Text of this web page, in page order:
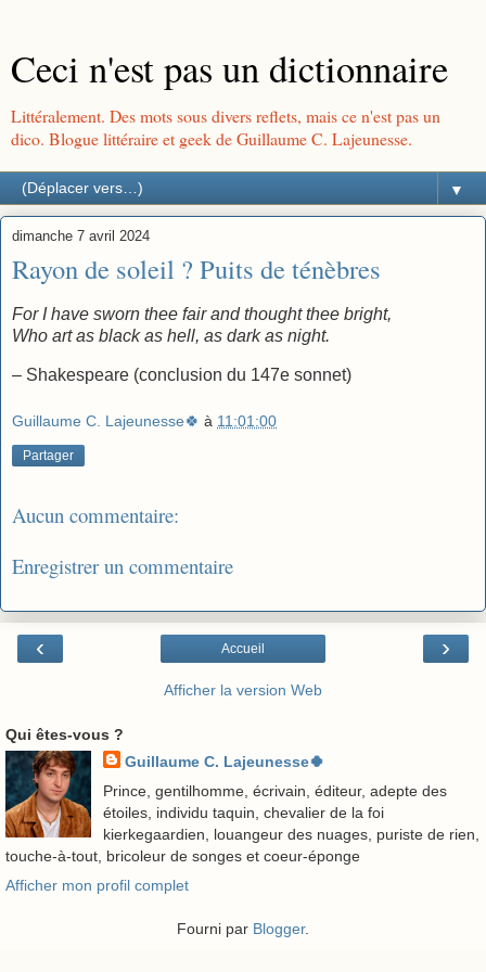
Ceci n'est pas un dictionnaire
Littéralement. Des mots sous divers reflets, mais ce n'est pas un
dico. Blogue littéraire et geek de Guillaume C. Lajeunesse.
▼
dimanche 7 avril 2024
Rayon de soleil ? Puits de ténèbres
For I have sworn thee fair and thought thee bright,
Who art as black as hell, as dark as night.
– Shakespeare (conclusion du 147e sonnet)
Guillaume C. Lajeunesse🍀 à 11:01:00
Partager
Aucun commentaire:
Enregistrer un commentaire
‹ ›
Accueil
Afficher la version Web
Qui êtes-vous ?
Guillaume C. Lajeunesse🍀
Prince, gentilhomme, écrivain, éditeur, adepte des
étoiles, individu taquin, chevalier de la foi
kierkegaardien, louangeur des nuages, puriste de rien,
touche-à-tout, bricoleur de songes et coeur-éponge
Afficher mon profil complet
Fourni par Blogger.